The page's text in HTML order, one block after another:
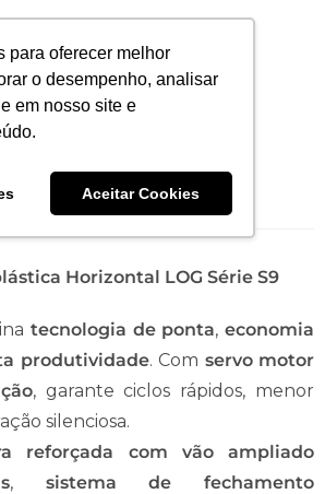
para oferecer melhor
o desempenho, analisar
em nosso site e
Aceitar Cookies
LOG320-S9
Horizontal LOG Série S9
tecnologia de ponta,economia
produtividade. Com servo motor
, garante ciclos rápidos, menor
silenciosa.
reforçada com vão ampliado
, sistema de fechamento